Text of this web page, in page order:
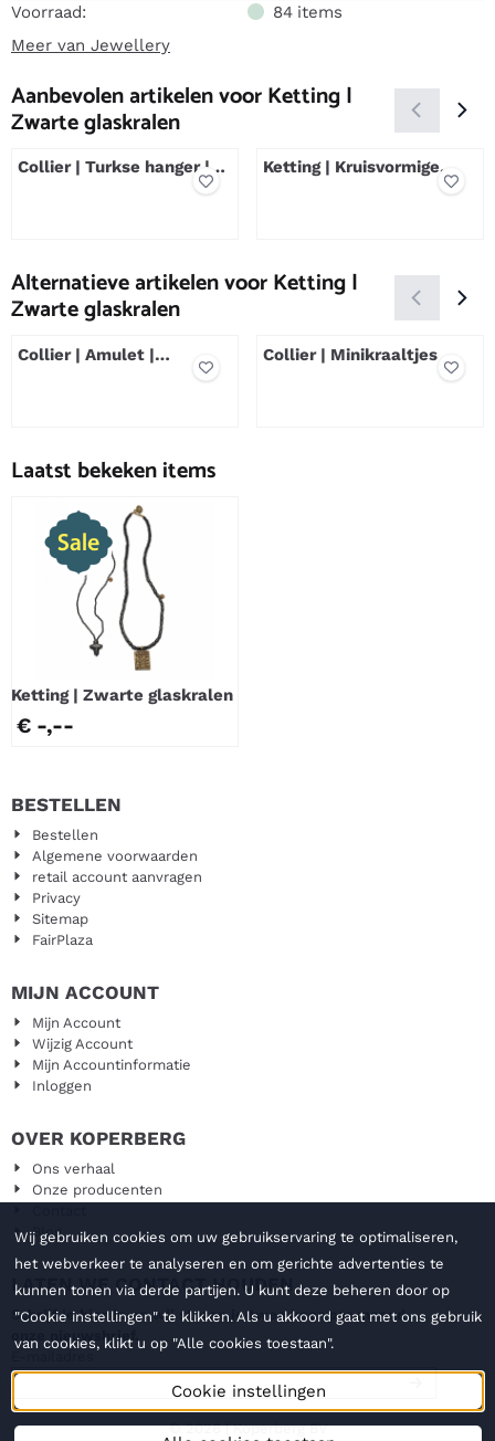
Voorraad: 84 items
Meer van Jewellery
Aanbevolen artikelen voorKetting |
Zwarte glaskralen
Collier | Turkse hanger |
Ketting | Kruisvormige
Alternatieve artikelen voorKetting |
Zwarte glaskralen
Collier | Amulet |
Collier | Minikraaltjes
Laatst bekeken items
Ketting | Zwarte glaskralen
€ -,--
BESTELLEN
Bestellen
Algemene voorwaarden
retail account aanvragen
Privacy
Sitemap
FairPlaza
MIJN ACCOUNT
Mijn Account
Wijzig Account
Mijn Accountinformatie
Inloggen
OVER KOPERBERG
Ons verhaal
Onze producenten
Blog
LATEN WE CONTACT HOUDEN
Schrijf je hier in en wij sturen je twee keer per maand
onze nieuwsbrief.
Vul je e-mailadres in voor de nieuwsbrief
© 2026 | Koperberg BV
Wij gebruiken cookies om uw gebruikservaring te optimaliseren,
het webverkeer te analyseren en om gerichte advertenties te
kunnen tonen via derde partijen. U kunt deze beheren door op
"Cookie instellingen" te klikken. Als u akkoord gaat met ons gebruik
van cookies, klikt u op "Alle cookies toestaan".
Cookie instellingen